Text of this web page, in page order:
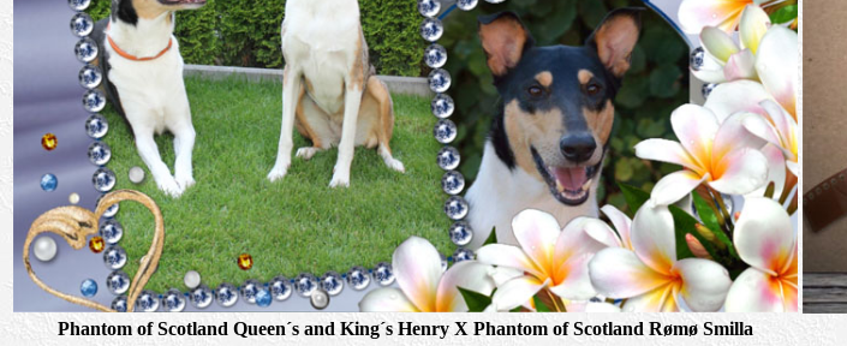
Phantom of Scotland Queen´s and King´s Henry X Phantom of Scotland Rømø Smilla